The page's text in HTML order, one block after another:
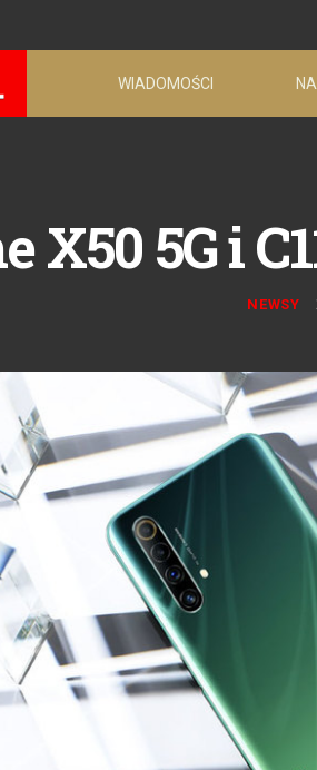
WIADOMOŚCI
X50 5G i
NEWSY